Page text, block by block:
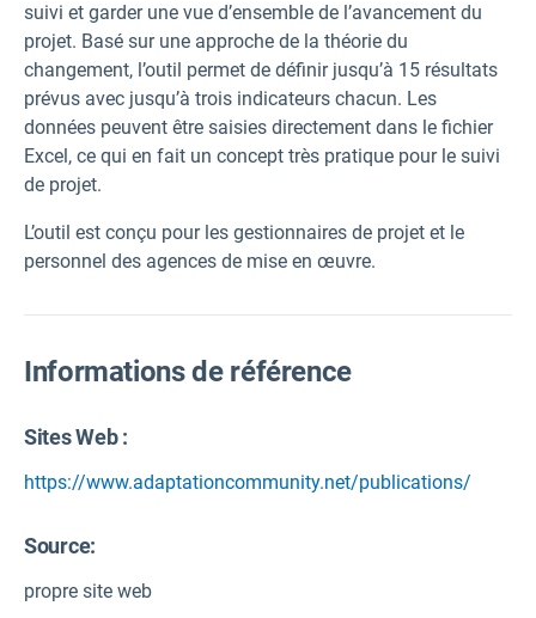
suivi et garder une vue d’ensemble de l’avancement du
projet. Basé sur une approche de la théorie du
changement, l’outil permet de définir jusqu’à 15 résultats
prévus avec jusqu’à trois indicateurs chacun. Les
données peuvent être saisies directement dans le fichier
Excel, ce qui en fait un concept très pratique pour le suivi
de projet.
L’outil est conçu pour les gestionnaires de projet et le
personnel des agences de mise en œuvre.
Informations de référence
Sites Web :
https://www.adaptationcommunity.net/publications/
Source:
propre site web